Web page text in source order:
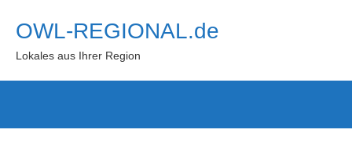
Inhalt
springen
OWL-REGIONAL.de
Lokales aus Ihrer Region